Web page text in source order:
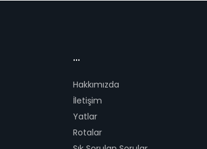
...
Hakkımızda
İletişim
Yatlar
Rotalar